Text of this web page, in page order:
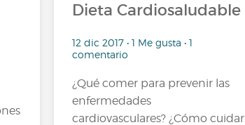
Dieta Cardiosaludable
12 dic 2017 • 1 Me gusta • 1
comentario
¿Qué comer para prevenir las
enfermedades
cardiovasculares? ¿Cómo cuidar